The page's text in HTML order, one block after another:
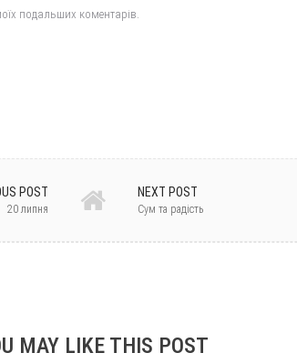
подальших коментарів.
POST
20 липня
NEXT POST
Сум та радість
MAY LIKE THIS POST